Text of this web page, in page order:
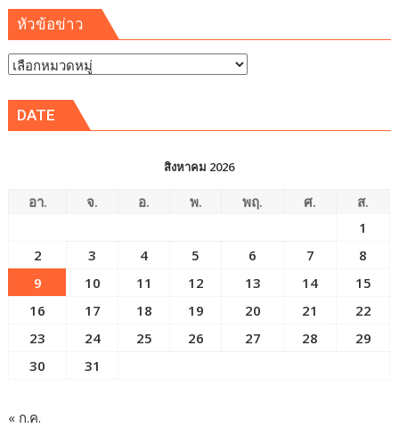
หัวข้อข่าว
หัวข้อ
DATE
สิงหาคม 2026
อา. จ. อ. พ. พฤ. ศ.
ส.
1
2
3 4 5 6 7
8
9
10 11 12 13 14
15
16
17 18 19 20 21
22
23
24 25 26 27 28
29
30
31
« ก.ค.